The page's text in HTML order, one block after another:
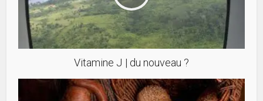
Vitamine J | du nouveau ?